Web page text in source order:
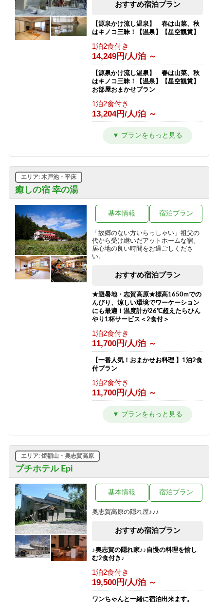
おすすめ宿泊プラン
【源泉かけ流し温泉】 春は山菜、秋
はキノコ三昧！【温泉】【星空観賞】
1泊2食付き
14,249円/人/泊 ～
【源泉かけ流し温泉】 春は山菜、秋
はキノコ三昧！【温泉】【星空観賞】
お部屋おまかせプラン
1泊2食付き
13,204円/人/泊 ～
志賀高原１００トレイルレース参加者
癒しの宿 幸の湯
エリア: 木戸池・平床
「故郷のない方いらっしゃい」祖父の
代から受け継いだアットホームな宿。
居心地の良い時間をお過ごしくださ
い。
基本情報 宿泊プラン
おすすめ宿泊プラン
★避暑地・志賀高原★標高1650mでの
んびり、涼しい環境でワーケーション
にも最適！温度計が26℃超えたらひん
やり1杯サービス＜2食付＞
1泊2食付き
11,700円/人/泊 ～
【一番人気！おまかせお料理 】1泊2食
付プラン
1泊2食付き
11,700円/人/泊 ～
【シンプルステイ】素泊まりプラン
6,700円/人/泊 ～
【朝はゆったり寝たい方向け】1泊夕
食付プラン
10,700円/人/泊 ～
【夜は観光を楽しみたい方向け】1泊
朝食付プラン
8,200円/人/泊 ～
【1泊2食付き】大自然の中のサウナを
満喫♪幸の湯のテントサウナ90分＆オ
1泊2食付き
13,700円/人/泊 ～
プチホテル Epi
エリア: 焼額山・奥志賀高原
奥志賀高原の隠れ屋♪♪♪
基本情報 宿泊プラン
おすすめ宿泊プラン
♪奥志賀の隠れ家♪♪自慢の料理を愉し
む2食付き♪
1泊2食付き
19,500円/人/泊 ～
ワンちゃんと一緒に宿泊出来ます。